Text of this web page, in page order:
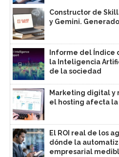
Constructor de
y Gemini.
Informe del Índice
la Inteligencia
de la sociedad
Marketing digital y
el hosting afecta
El ROI real de los
dónde la
empresarial